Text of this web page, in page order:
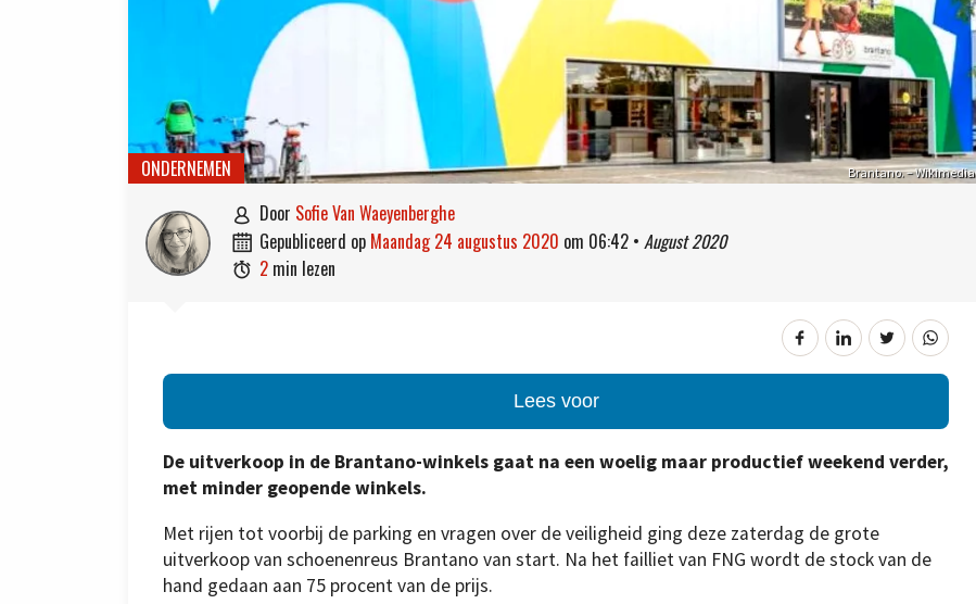
Brantano. – Wikimedia
ONDERNEMEN
 door Sofie Van Waeyenberghe
 gepubliceerd op maandag 24 augustus 2020 om 06:42 • August 2020
 2 min lezen
Lees voor
De uitverkoop in de Brantano-winkels gaat na een woelig maar productief weekend verder,
met minder geopende winkels.
Met rijen tot voorbij de parking en vragen over de veiligheid ging deze zaterdag de grote
uitverkoop van schoenenreus Brantano van start. Na het failliet van FNG wordt de stock van de
hand gedaan aan 75 procent van de prijs.